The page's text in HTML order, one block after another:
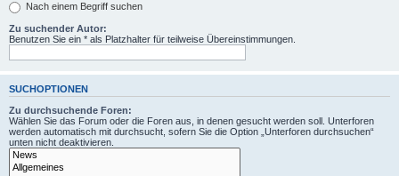
Nach einem Begriff suchen
Zu suchender Autor:
Benutzen Sie ein * als Platzhalter für teilweise Übereinstimmungen.
SUCHOPTIONEN
Zu durchsuchende Foren:
Wählen Sie das Forum oder die Foren aus, in denen gesucht werden soll. Unterforen
werden automatisch mit durchsucht, sofern Sie die Option „Unterforen durchsuchen“
unten nicht deaktivieren.